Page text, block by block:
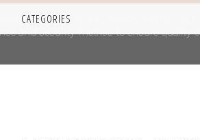
CATEGORIES
its services and to analyze traffic. Your
and security metrics to ensure quality